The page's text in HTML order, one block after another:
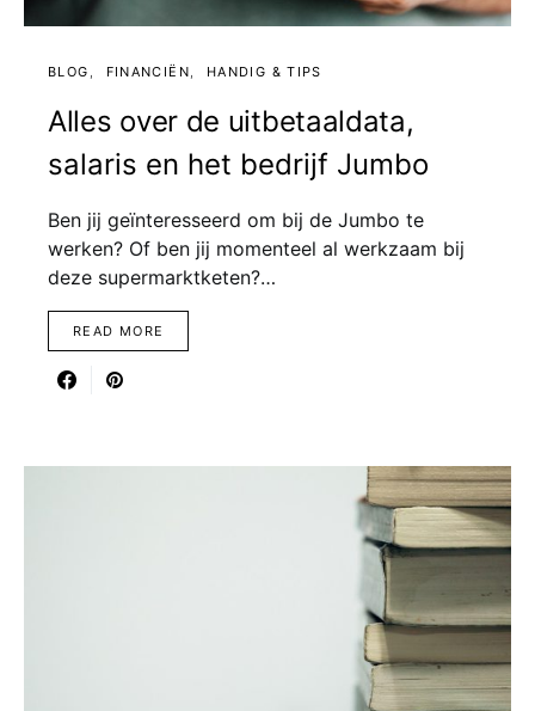
BLOG FINANCIËN HANDIG & TIPS
Alles over de uitbetaaldata,
salaris en het bedrijf Jumbo
Ben jij geïnteresseerd om bij de Jumbo te
werken? Of ben jij momenteel al werkzaam bij
deze supermarktketen?…
READ MORE